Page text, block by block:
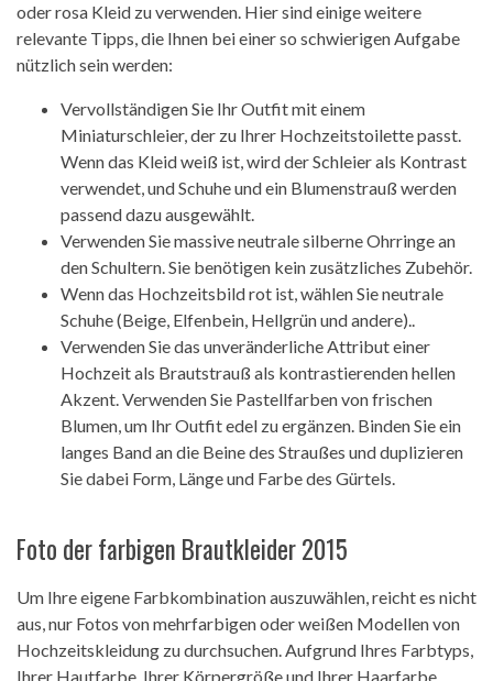
oder rosa Kleid zu verwenden. Hier sind einige weitere
relevante Tipps, die Ihnen bei einer so schwierigen Aufgabe
nützlich sein werden:
Vervollständigen Sie Ihr Outfit mit einem
Miniaturschleier, der zu Ihrer Hochzeitstoilette passt.
Wenn das Kleid weiß ist, wird der Schleier als Kontrast
verwendet, und Schuhe und ein Blumenstrauß werden
passend dazu ausgewählt.
Verwenden Sie massive neutrale silberne Ohrringe an
den Schultern. Sie benötigen kein zusätzliches Zubehör.
Wenn das Hochzeitsbild rot ist, wählen Sie neutrale
Schuhe (Beige, Elfenbein, Hellgrün und andere)..
Verwenden Sie das unveränderliche Attribut einer
Hochzeit als Brautstrauß als kontrastierenden hellen
Akzent. Verwenden Sie Pastellfarben von frischen
Blumen, um Ihr Outfit edel zu ergänzen. Binden Sie ein
langes Band an die Beine des Straußes und duplizieren
Sie dabei Form, Länge und Farbe des Gürtels.
Foto der farbigen Brautkleider 2015
Um Ihre eigene Farbkombination auszuwählen, reicht es nicht
aus, nur Fotos von mehrfarbigen oder weißen Modellen von
Hochzeitskleidung zu durchsuchen. Aufgrund Ihres Farbtyps,
Ihrer Hautfarbe, Ihrer Körpergröße und Ihrer Haarfarbe